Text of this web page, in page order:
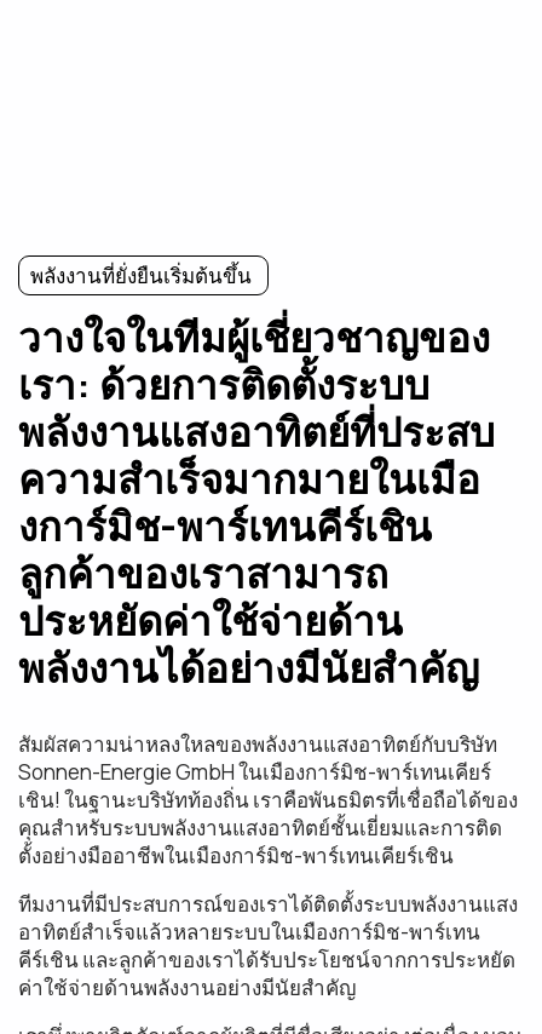
พลังงานที่ยั่งยืนเริ่มต้นขึ้น
วางใจในทีมผู้เชี่ยวชาญของ
เรา: ด้วยการติดตั้งระบบ
พลังงานแสงอาทิตย์ที่ประสบ
ความสำเร็จมากมายในเมือ
งการ์มิช-พาร์เทนคีร์เชิน
ลูกค้าของเราสามารถ
ประหยัดค่าใช้จ่ายด้าน
พลังงานได้อย่างมีนัยสำคัญ
สัมผัสความน่าหลงใหลของพลังงานแสงอาทิตย์กับบริษัท
Sonnen-Energie GmbH ในเมืองการ์มิช-พาร์เทนเคียร์
เชิน! ในฐานะบริษัทท้องถิ่น เราคือพันธมิตรที่เชื่อถือได้ของ
คุณสำหรับระบบพลังงานแสงอาทิตย์ชั้นเยี่ยมและการติด
ตั้งอย่างมืออาชีพในเมืองการ์มิช-พาร์เทนเคียร์เชิน
ทีมงานที่มีประสบการณ์ของเราได้ติดตั้งระบบพลังงานแสง
อาทิตย์สำเร็จแล้วหลายระบบในเมืองการ์มิช-พาร์เทน
คีร์เชิน และลูกค้าของเราได้รับประโยชน์จากการประหยัด
ค่าใช้จ่ายด้านพลังงานอย่างมีนัยสำคัญ